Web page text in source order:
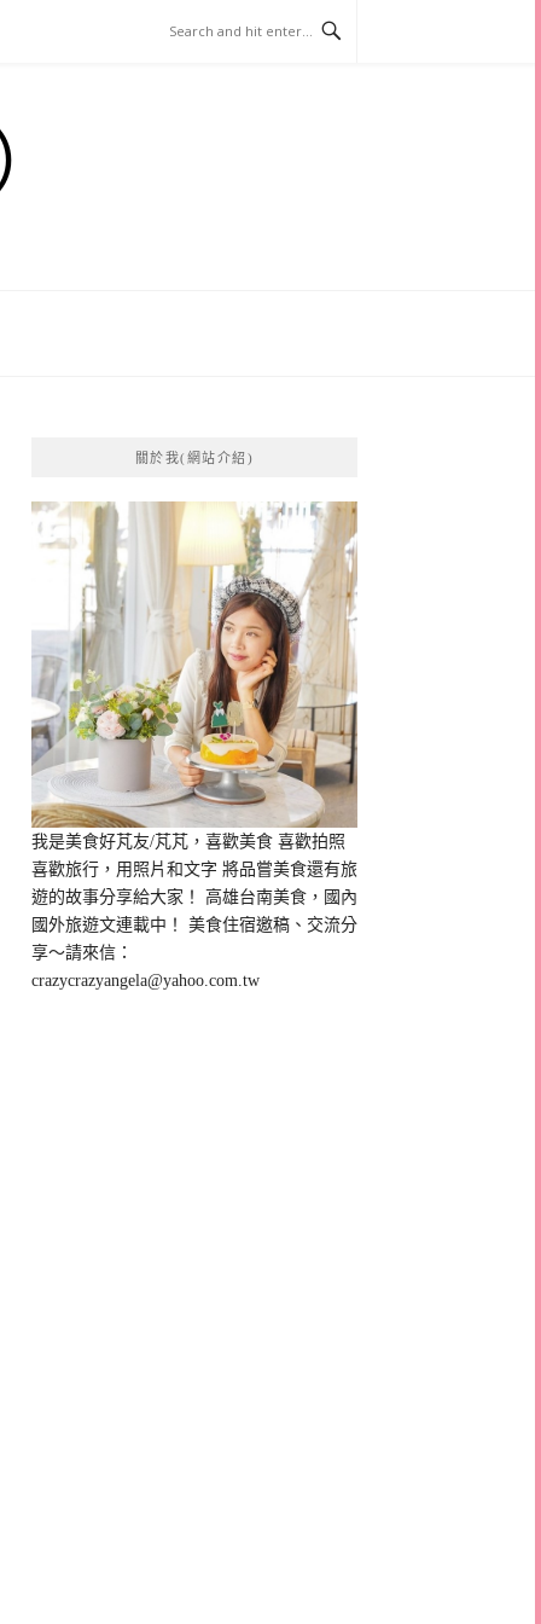
關於我(網站介紹)
我是美食好芃友/芃芃，喜歡美食 喜歡拍照
喜歡旅行，用照片和文字 將品嘗美食還有旅
遊的故事分享給大家！ 高雄台南美食，國內
國外旅遊文連載中！ 美食住宿邀稿、交流分
享～請來信：
crazycrazyangela@yahoo.com.tw